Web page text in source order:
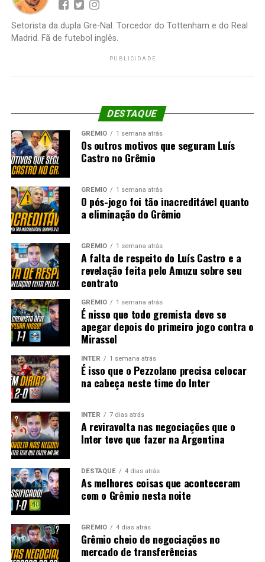
Setorista da dupla Gre-Nal. Torcedor do Tottenham e do Real
Madrid. Fã de futebol inglês.
PUBLICIDADE
DESTAQUE
GRÊMIO 1 semana atrás
Os outros motivos que seguram Luís
Castro no Grêmio
GRÊMIO 1 semana atrás
O pós-jogo foi tão inacreditável quanto
a eliminação do Grêmio
GRÊMIO 1 semana atrás
A falta de respeito do Luís Castro e a
revelação feita pelo Amuzu sobre seu
contrato
GRÊMIO 1 semana atrás
É nisso que todo gremista deve se
apegar depois do primeiro jogo contra o
Mirassol
INTER 1 semana atrás
É isso que o Pezzolano precisa colocar
na cabeça neste time do Inter
INTER 7 dias atrás
A reviravolta nas negociações que o
Inter teve que fazer na Argentina
DESTAQUE 4 dias atrás
As melhores coisas que aconteceram
com o Grêmio nesta noite
GRÊMIO 4 dias atrás
Grêmio cheio de negociações no
mercado de transferências